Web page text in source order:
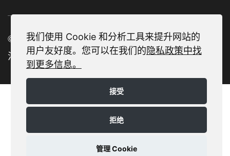
我们使用 Cookie 和分析工具来提升网站的
用户友好度。您可以在我们的隐私政策中找
到更多信息。
接受
拒绝
管理 Cookie
© 2025 Daetwyler SwissTec
法律声明 | 隐私政策 | 隐私设置